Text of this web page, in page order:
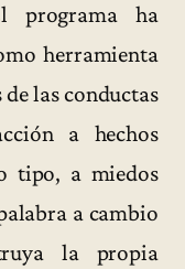
programa ha
herramienta
las conductas
a hechos
tipo, a miedos
a cambio
la propia